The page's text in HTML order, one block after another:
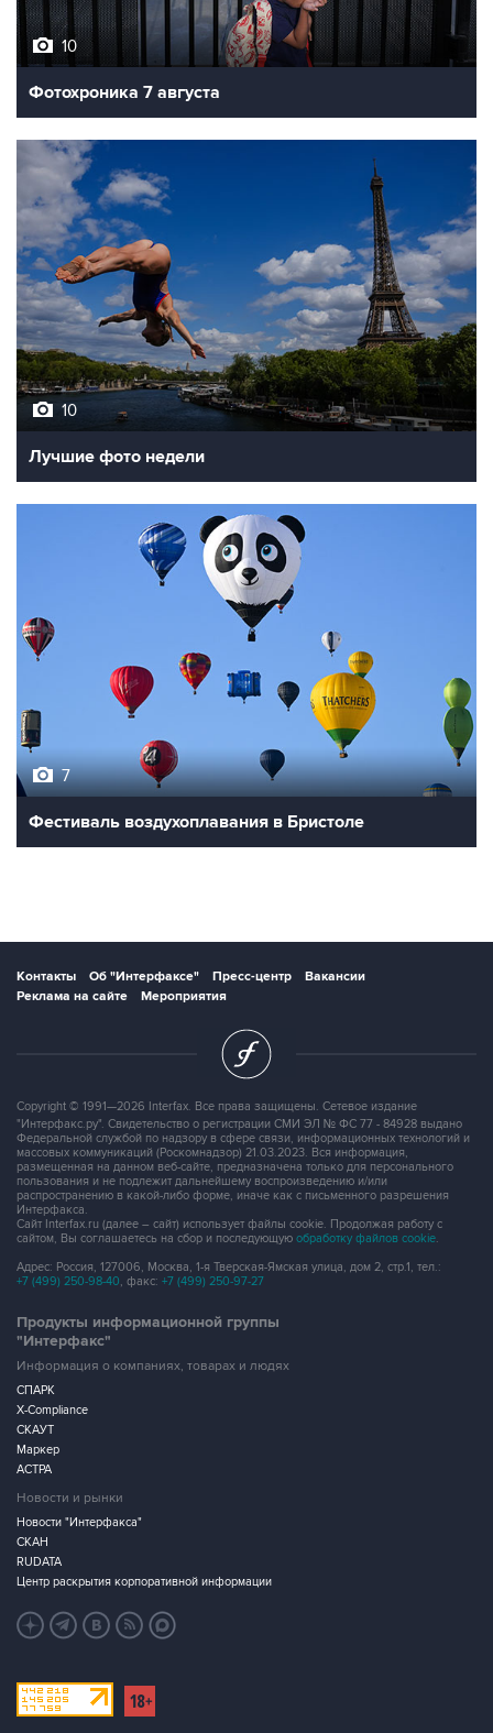
10
Фотохроника 7 августа
10
Лучшие фото недели
7
Фестиваль воздухоплавания в Бристоле
Контакты Об "Интерфаксе" Пресс-центр
Вакансии
Реклама на сайте
Мероприятия
Copyright © 1991—2026 Interfax. Все права защищены. Сетевое издание
"Интерфакс.ру". Свидетельство о регистрации СМИ ЭЛ № ФС 77 - 84928 выдано
Федеральной службой по надзору в сфере связи, информационных технологий и
массовых коммуникаций (Роскомнадзор) 21.03.2023. Вся информация,
размещенная на данном веб-сайте, предназначена только для персонального
пользования и не подлежит дальнейшему воспроизведению и/или
распространению в какой-либо форме, иначе как с письменного разрешения
Интерфакса.
Сайт Interfax.ru (далее – сайт) использует файлы cookie. Продолжая работу с
сайтом, Вы соглашаетесь на сбор и последующую обработку файлов cookie.
Адрес: Россия, 127006, Москва, 1-я Тверская-Ямская улица, дом 2, стр.1, тел.:
+7 (499) 250-98-40, факс: +7 (499) 250-97-27
Продукты информационной группы
"Интерфакс"
Информация о компаниях, товарах и людях
СПАРК
X-Compliance
СКАУТ
Маркер
АСТРА
Новости и рынки
Новости "Интерфакса"
СКАН
RUDATA
Центр раскрытия корпоративной информации